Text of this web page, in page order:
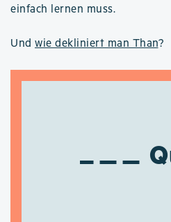
einfach lernen muss.
Und wie dekliniert man Than?